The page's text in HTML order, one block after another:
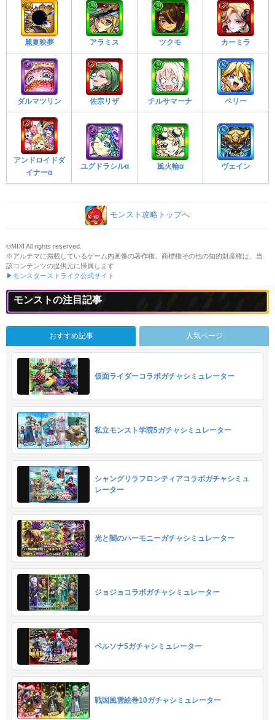
麗夏映夢 アラミス ツクモ カーミラ
ダルマツリン 佐宗リザ チルサマーナ ペリー
アンドロイドダ
イナーα
ユグドラシルα 風火輪α ヴェイン
モンスト攻略トップへ
©MIXI All rights reserved.
※アルテマに掲載しているゲーム内画像の著作権、商標権その他の知的財産権は、当
該コンテンツの提供元に帰属します
▶モンスターストライク公式サイト
モンストの注目記事
おすすめ記事 人気ページ
仮面ライダーコラボガチャシミュレーター
私立モンスト学院5ガチャシミュレーター
シャングリラフロンティアコラボガチャシミュ
レーター
光と闇のハーモニーガチャシミュレーター
ジョジョコラボガチャシミュレーター
ペルソナ5ガチャシミュレーター
戦国風雲絵巻10ガチャシミュレーター